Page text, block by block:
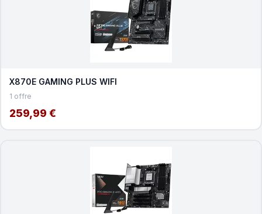
X870E GAMING PLUS WIFI
1 offre
259,99 €